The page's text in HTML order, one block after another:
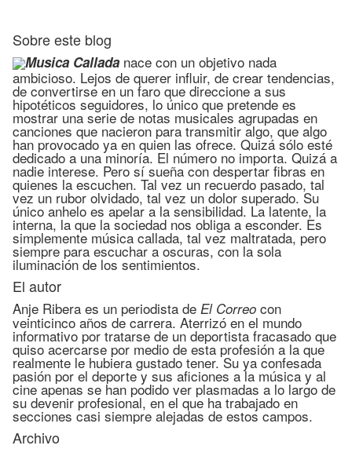
Sobre este blog
Musica Callada nace con un objetivo nada
ambicioso. Lejos de querer influir, de crear tendencias,
de convertirse en un faro que direccione a sus
hipotéticos seguidores, lo único que pretende es
mostrar una serie de notas musicales agrupadas en
canciones que nacieron para transmitir algo, que algo
han provocado ya en quien las ofrece. Quizá sólo esté
dedicado a una minoría. El número no importa. Quizá a
nadie interese. Pero sí sueña con despertar fibras en
quienes la escuchen. Tal vez un recuerdo pasado, tal
vez un rubor olvidado, tal vez un dolor superado. Su
único anhelo es apelar a la sensibilidad. La latente, la
interna, la que la sociedad nos obliga a esconder. Es
simplemente música callada, tal vez maltratada, pero
siempre para escuchar a oscuras, con la sola
iluminación de los sentimientos.
El autor
Anje Ribera es un periodista de El Correo con
veinticinco años de carrera. Aterrizó en el mundo
informativo por tratarse de un deportista fracasado que
quiso acercarse por medio de esta profesión a la que
realmente le hubiera gustado tener. Su ya confesada
pasión por el deporte y sus aficiones a la música y al
cine apenas se han podido ver plasmadas a lo largo de
su devenir profesional, en el que ha trabajado en
secciones casi siempre alejadas de estos campos.
Archivo